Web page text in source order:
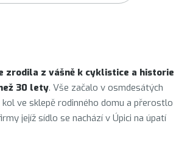
zrodila z vášně k cyklistice a historie
30 lety. Vše začalo v osmdesátých
ve sklepě rodinného domu a přerostlo
jejíž sídlo se nachází v Úpici na úpatí